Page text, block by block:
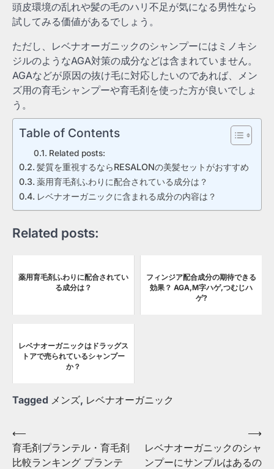
頭皮環境の乱れや髪の毛のハリ不足が気になる男性なら
試してみる価値があるでしょう。
ただし、レベナオーガニックのシャンプーにはミノキシ
ジルのようなAGA対策の成分などは含まれていません。
AGAなどが原因の抜け毛に対応したいのであれば、メン
ズ用の育毛シャンプーや育毛剤を使った方が良いでしょ
う。
Table of Contents
Related posts:
髪質を重視するならRESALONの美髪セットがおすすめ
薬用育毛剤ふわりに配合されている成分は？
レベナオーガニックに含まれる成分の内容は？
Related posts:
薬用育毛剤ふわりに配合されてい
る成分は？
フィンジア配合成分の期待できる
効果？ AGA,M字ハゲ,つむじハ
ゲ?
レベナオーガニックはドラッグス
トアで売られているシャンプー
か？
Tagged メンズ, レベナオーガニック
Post
navigation
⟵
育毛剤プランテル・育毛剤
比較ランキング プランテ
レベナオーガニックのシャ
ンプーにサンプルはあるの
⟶